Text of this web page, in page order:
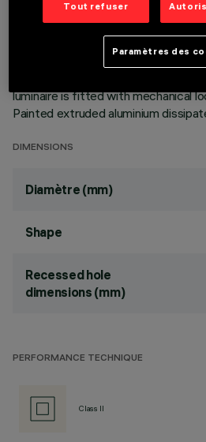
aluminium body. Lower reflector
aluminium vapours with an anti-
Anodised aluminium upper
luminaire is fitted with mechanical
Painted extruded aluminium
DIMENSIONS
Diamètre (mm)
Shape
Recessed hole
dimensions (mm)
PERFORMANCE TECHNIQUE
Class II
Tout refuser
Paramètres des